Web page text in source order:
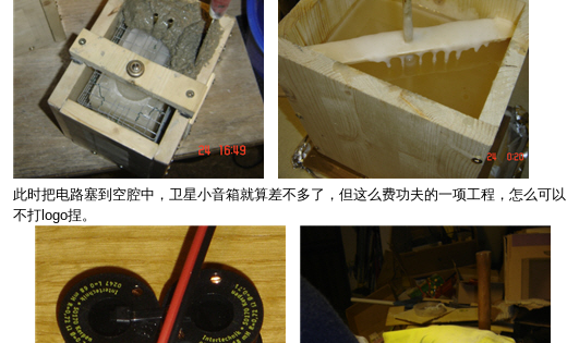
此时把电路塞到空腔中，卫星小音箱就算差不多了，但这么费功夫的一项工程，怎么可以
不打logo捏。